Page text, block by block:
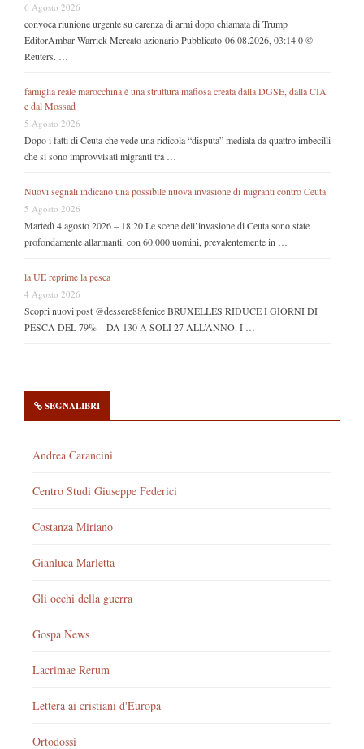
6 Agosto 2026
convoca riunione urgente su carenza di armi dopo chiamata di Trump
EditorAmbar Warrick Mercato azionario Pubblicato 06.08.2026, 03:14 0 ©
Reuters. …
famiglia reale marocchina è una struttura mafiosa creata dalla DGSE, dalla CIA
e dal Mossad
5 Agosto 2026
Dopo i fatti di Ceuta che vede una ridicola “disputa” mediata da quattro imbecilli
che si sono improvvisati migranti tra …
Nuovi segnali indicano una possibile nuova invasione di migranti contro Ceuta
5 Agosto 2026
Martedì 4 agosto 2026 – 18:20 Le scene dell’invasione di Ceuta sono state
profondamente allarmanti, con 60.000 uomini, prevalentemente in …
la UE reprime la pesca
4 Agosto 2026
Scopri nuovi post @dessere88fenice BRUXELLES RIDUCE I GIORNI DI
PESCA DEL 79% – DA 130 A SOLI 27 ALL’ANNO. I …
SEGNALIBRI
Andrea Carancini
Centro Studi Giuseppe Federici
Costanza Miriano
Gianluca Marletta
Gli occhi della guerra
Gospa News
Lacrimae Rerum
Lettera ai cristiani d'Europa
Ortodossi